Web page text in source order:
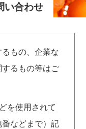
い合わせ
もの、企業な
るもの等はご
を使用されて
などまで）記